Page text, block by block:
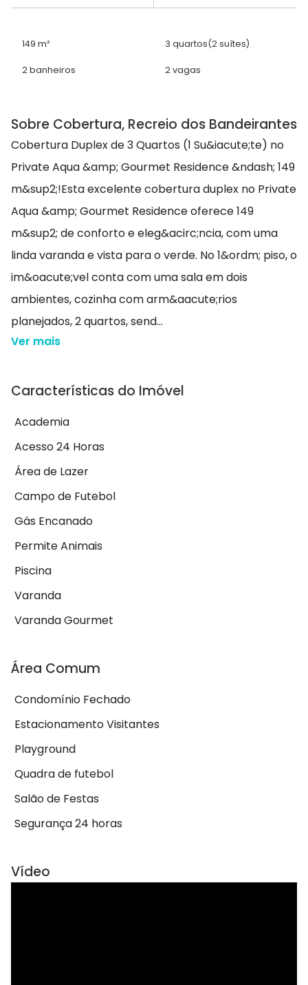
149 m² 3 quartos(2 suítes)
2 banheiros 2 vagas
Sobre Cobertura, Recreio dos Bandeirantes
Cobertura Duplex de 3 Quartos (1 Su&iacute;te) no
Private Aqua &amp; Gourmet Residence &ndash; 149
m&sup2;!Esta excelente cobertura duplex no Private
Aqua &amp; Gourmet Residence oferece 149
m&sup2; de conforto e eleg&acirc;ncia, com uma
linda varanda e vista para o verde. No 1&ordm; piso, o
im&oacute;vel conta com uma sala em dois
ambientes, cozinha com arm&aacute;rios
planejados, 2 quartos, send...
Ver mais
Características do Imóvel
Academia
Acesso 24 Horas
Área de Lazer
Campo de Futebol
Gás Encanado
Permite Animais
Piscina
Varanda
Varanda Gourmet
Área Comum
Condomínio Fechado
Estacionamento Visitantes
Playground
Quadra de futebol
Salão de Festas
Segurança 24 horas
Vídeo